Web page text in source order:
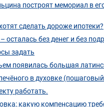
построят мемориал в
сделать дороже ипотеки?
осталась без денег и без
задать
появилась большая
в духовке
работать.
какую компенсацию